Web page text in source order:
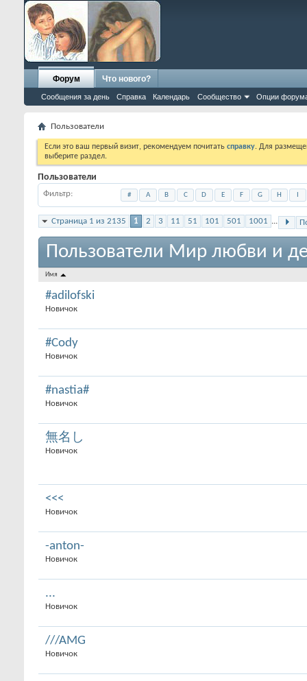
Форум
Сообщения за день Справка Календарь Сообщество Опции
Что нового?
Пользователи
Если это ваш первый визит, рекомендуем почитать справку. Для
выберите раздел.
Пользователи
Фильтр # A B C D E F G H
Страница 1 из 2135 1 2 3 11 51 101 501 1001 ...
Пользователи Мир любви и
Имя
#adilofski
Новичок
#Cody
Новичок
#nastia#
Новичок
無名し
Новичок
<<<
Новичок
-anton-
Новичок
...
Новичок
///AMG
Новичок